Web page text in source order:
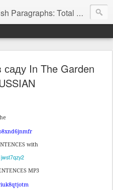
(TPR) Paragraphs for the High School and Adult Language Student
саду In The Garden
with
MP3